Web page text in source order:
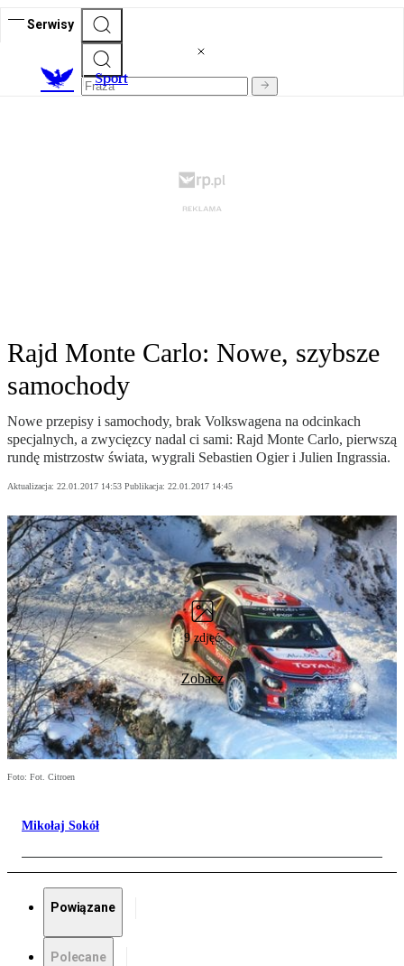
Serwisy
Sport
Rajd Monte Carlo: Nowe, szybsze
samochody
Nowe przepisy i samochody, brak Volkswagena na odcinkach
specjalnych, a zwycięzcy nadal ci sami: Rajd Monte Carlo, pierwszą
rundę mistrzostw świata, wygrali Sebastien Ogier i Julien Ingrassia.
Aktualizacja: 22.01.2017 14:53 Publikacja: 22.01.2017 14:45
9 zdjęć
Zobacz
Foto: Fot. Citroen
Mikołaj Sokół
Powiązane
Polecane